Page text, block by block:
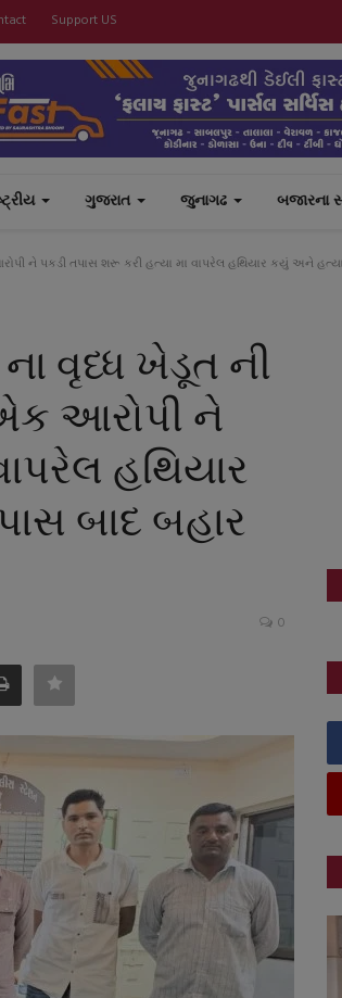
Support US
ગુજરાત જુનાગઢ બજારના
ને પકડી તપાસ શરૂ કરી હત્યા મા વાપરેલ હથિયાર કયું અને
ના વૃધ્ધ ખેડૂત ની
આરોપી ને
હથિયાર
બાદ બહાર
0